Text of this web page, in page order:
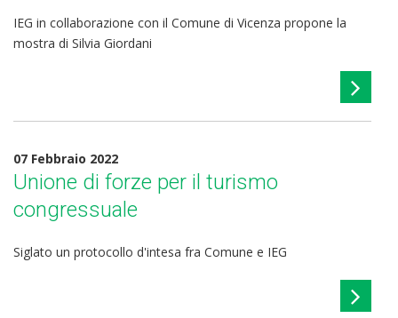
IEG in collaborazione con il Comune di Vicenza propone la
mostra di Silvia Giordani
07 Febbraio 2022
Unione di forze per il turismo
congressuale
Siglato un protocollo d'intesa fra Comune e IEG